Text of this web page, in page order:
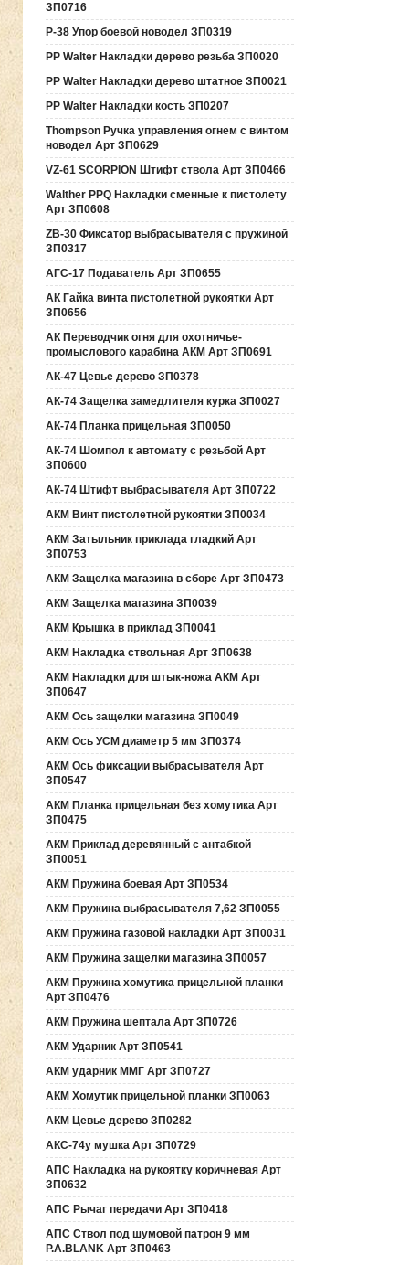
ЗП0716
P-38 Упор боевой новодел ЗП0319
PP Walter Накладки дерево резьба ЗП0020
PP Walter Накладки дерево штатное ЗП0021
PP Walter Накладки кость ЗП0207
Thompson Ручка управления огнем с винтом
новодел Арт ЗП0629
VZ-61 SCORPION Штифт ствола Арт ЗП0466
Walther PPQ Накладки сменные к пистолету
Арт ЗП0608
ZB-30 Фиксатор выбрасывателя с пружиной
ЗП0317
АГС-17 Подаватель Арт ЗП0655
АК Гайка винта пистолетной рукоятки Арт
ЗП0656
АК Переводчик огня для охотничье-
промыслового карабина АКМ Арт ЗП0691
АК-47 Цевье дерево ЗП0378
АК-74 Защелка замедлителя курка ЗП0027
АК-74 Планка прицельная ЗП0050
АК-74 Шомпол к автомату с резьбой Арт
ЗП0600
АК-74 Штифт выбрасывателя Арт ЗП0722
АКМ Винт пистолетной рукоятки ЗП0034
АКМ Затыльник приклада гладкий Арт
ЗП0753
АКМ Защелка магазина в сборе Арт ЗП0473
АКМ Защелка магазина ЗП0039
АКМ Крышка в приклад ЗП0041
АКМ Накладка ствольная Арт ЗП0638
АКМ Накладки для штык-ножа АКМ Арт
ЗП0647
АКМ Ось защелки магазина ЗП0049
АКМ Ось УСМ диаметр 5 мм ЗП0374
АКМ Ось фиксации выбрасывателя Арт
ЗП0547
АКМ Планка прицельная без хомутика Арт
ЗП0475
АКМ Приклад деревянный с антабкой
ЗП0051
АКМ Пружина боевая Арт ЗП0534
АКМ Пружина выбрасывателя 7,62 ЗП0055
АКМ Пружина газовой накладки Арт ЗП0031
АКМ Пружина защелки магазина ЗП0057
АКМ Пружина хомутика прицельной планки
Арт ЗП0476
АКМ Пружина шептала Арт ЗП0726
АКМ Ударник Арт ЗП0541
АКМ ударник ММГ Арт ЗП0727
АКМ Хомутик прицельной планки ЗП0063
АКМ Цевье дерево ЗП0282
АКС-74у мушка Арт ЗП0729
АПС Накладка на рукоятку коричневая Арт
ЗП0632
АПС Рычаг передачи Арт ЗП0418
АПС Ствол под шумовой патрон 9 мм
P.A.BLANK Арт ЗП0463